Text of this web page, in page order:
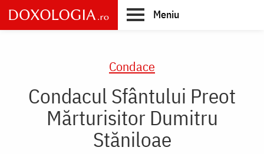
Skip
to
main
Meniu
Condace
Condacul Sfântului Preot
Mărturisitor Dumitru
Stăniloae